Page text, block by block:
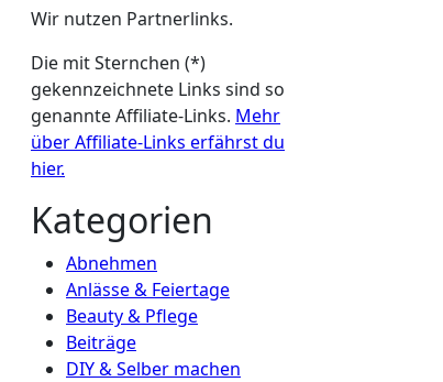
Wir nutzen Partnerlinks.
Die mit Sternchen (*)
gekennzeichnete Links sind so
genannte Affiliate-Links. Mehr
über Affiliate-Links erfährst du
hier.
Kategorien
Abnehmen
Anlässe & Feiertage
Beauty & Pflege
Beiträge
DIY & Selber machen